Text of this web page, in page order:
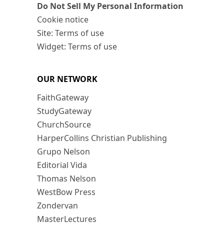
Do Not Sell My Personal Information
Cookie notice
Site: Terms of use
Widget: Terms of use
OUR NETWORK
FaithGateway
StudyGateway
ChurchSource
HarperCollins Christian Publishing
Grupo Nelson
Editorial Vida
Thomas Nelson
WestBow Press
Zondervan
MasterLectures